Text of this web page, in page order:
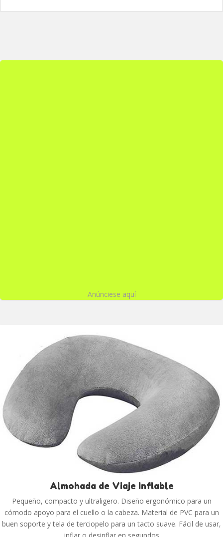
Anúnciese aquí
Almohada de Viaje Inflable
Pequeño, compacto y ultraligero. Diseño ergonómico para un
cómodo apoyo para el cuello o la cabeza. Material de PVC para un
buen soporte y tela de terciopelo para un tacto suave. Fácil de usar,